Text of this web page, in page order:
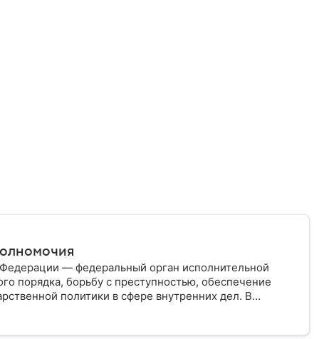
— федеральный орган исполнительной
порядка, борьбу с преступностью, обеспечение
политики в сфере внутренних дел. В
России, какие задачи выполняет министерство, как